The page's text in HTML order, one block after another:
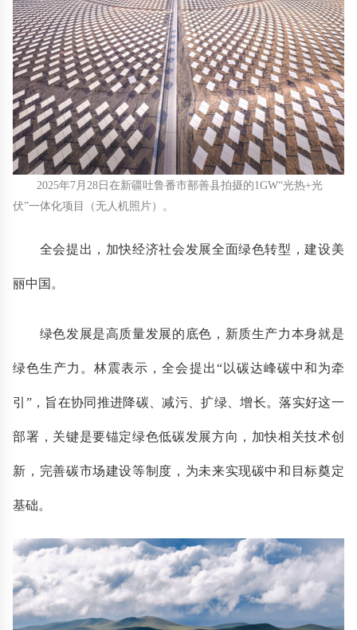
2025年7月28日在新疆吐鲁番市鄯善县拍摄的1GW“光热+光
伏”一体化项目（无人机照片）。
全会提出，加快经济社会发展全面绿色转型，建设美
丽中国。
绿色发展是高质量发展的底色，新质生产力本身就是
绿色生产力。林震表示，全会提出“以碳达峰碳中和为牵
引”，旨在协同推进降碳、减污、扩绿、增长。落实好这一
部署，关键是要锚定绿色低碳发展方向，加快相关技术创
新，完善碳市场建设等制度，为未来实现碳中和目标奠定
基础。